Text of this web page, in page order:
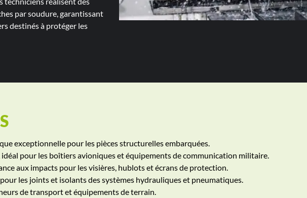
par soudure, garantissant
destinés à protéger les
exceptionnelle pour les pièces structurelles embarquées.
pour les boîtiers avioniques et équipements de communication militaire.
aux impacts pour les visières, hublots et écrans de protection.
les joints et isolants des systèmes hydrauliques et pneumatiques.
de transport et équipements de terrain.